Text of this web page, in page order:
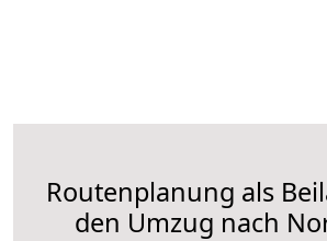
Routenplanung als
den Umzug nach